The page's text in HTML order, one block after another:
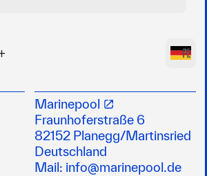
Schnitt bietet eine optimale
seitlichen Hosentaschen hat
Hose auch zwei Gesäßtaschen
kleine Tasche auf der rechten
Marinepool
Fraunhoferstraße 6
82152 Planegg/Martinsried
Deutschland
Mail: info@marinepool.de